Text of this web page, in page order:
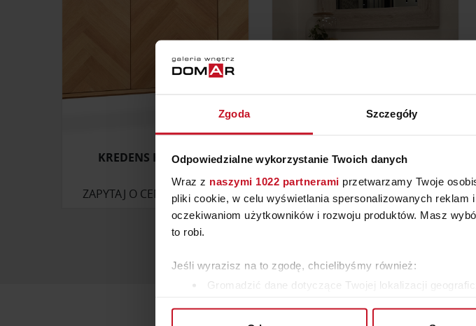
Zgoda Szczegóły
Odpowiedzialne wykorzystanie Twoich danych
Wraz z naszymi 1022 partnerami przetwarzamy Twoje
pliki cookie, w celu wyświetlania spersonalizowanych
oczekiwaniom użytkowników i rozwoju produktów. Masz
to robi.
Jeśli wyrazisz na to zgodę, chcielibyśmy również:
Gromadzić dane dotyczące Twojej lokalizacji
KREDENS HARESKOV
ZAPYTAJ O CENĘ W SALONIE
KOMODA Z LUSTREM
3 800 ZŁ